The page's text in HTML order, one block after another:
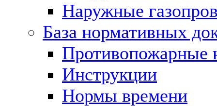
Наружные
База нормативных
Противопожарные
Инструкции
Нормы времени